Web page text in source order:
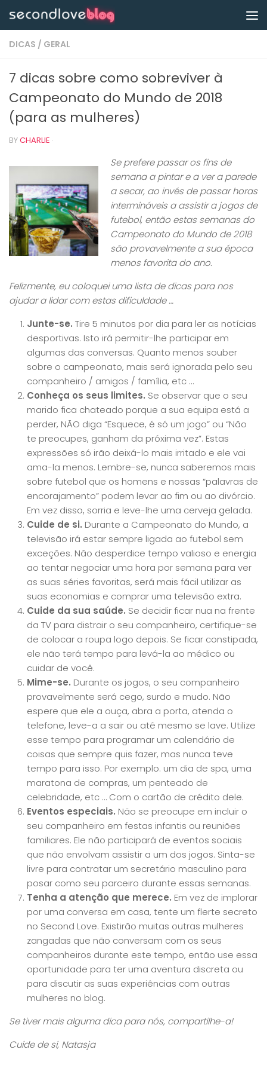
Skip to content
DICAS / GERAL
7 dicas sobre como sobreviver à
Campeonato do Mundo de 2018
(para as mulheres)
BYCHARLIE ·
Se prefere passar os fins de
semana a pintar e a ver a parede
a secar, ao invés de passar horas
intermináveis a assistir a jogos de
futebol, então estas semanas do
Campeonato do Mundo de 2018
são provavelmente a sua época
menos favorita do ano.
Felizmente, eu coloquei uma lista de dicas para nos
ajudar a lidar com estas dificuldade …
Junte-se. Tire 5 minutos por dia para ler as notícias
desportivas. Isto irá permitir-lhe participar em
algumas das conversas. Quanto menos souber
sobre o campeonato, mais será ignorada pelo seu
companheiro / amigos / família, etc …
Conheça os seus limites. Se observar que o seu
marido fica chateado porque a sua equipa está a
perder, NÃO diga “Esquece, é só um jogo” ou “Não
te preocupes, ganham da próxima vez”. Estas
expressões só irão deixá-lo mais irritado e ele vai
ama-la menos. Lembre-se, nunca saberemos mais
sobre futebol que os homens e nossas “palavras de
encorajamento” podem levar ao fim ou ao divórcio.
Em vez disso, sorria e leve-lhe uma cerveja gelada.
Cuide de si. Durante a Campeonato do Mundo, a
televisão irá estar sempre ligada ao futebol sem
exceções. Não desperdice tempo valioso e energia
ao tentar negociar uma hora por semana para ver
as suas séries favoritas, será mais fácil utilizar as
suas economias e comprar uma televisão extra.
Cuide da sua saúde. Se decidir ficar nua na frente
da TV para distrair o seu companheiro, certifique-se
de colocar a roupa logo depois. Se ficar constipada,
ele não terá tempo para levá-la ao médico ou
cuidar de você.
Mime-se. Durante os jogos, o seu companheiro
provavelmente será cego, surdo e mudo. Não
espere que ele a ouça, abra a porta, atenda o
telefone, leve-a a sair ou até mesmo se lave. Utilize
esse tempo para programar um calendário de
coisas que sempre quis fazer, mas nunca teve
tempo para isso. Por exemplo. um dia de spa, uma
maratona de compras, um penteado de
celebridade, etc … Com o cartão de crédito dele.
Eventos especiais. Não se preocupe em incluir o
seu companheiro em festas infantis ou reuniões
familiares. Ele não participará de eventos sociais
que não envolvam assistir a um dos jogos. Sinta-se
livre para contratar um secretário masculino para
posar como seu parceiro durante essas semanas.
Tenha a atenção que merece. Em vez de implorar
por uma conversa em casa, tente um flerte secreto
no Second Love. Existirão muitas outras mulheres
zangadas que não conversam com os seus
companheiros durante este tempo, então use essa
oportunidade para ter uma aventura discreta ou
para discutir as suas experiências com outras
mulheres no blog.
Se tiver mais alguma dica para nós, compartilhe-a!
Cuide de si, Natasja